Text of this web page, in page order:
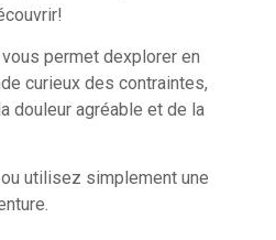
permet dexplorer en
curieux des contraintes,
douleur agréable et de la
utilisez simplement une